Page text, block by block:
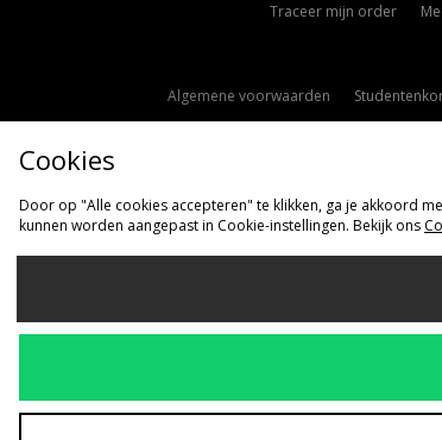
Traceer mijn order
Algemene voorwaarden
Cookies
Door op "Alle cookies accepteren" te klikken, ga je akkoord
kunnen worden aangepast in Cookie-instellingen. Bekijk ons